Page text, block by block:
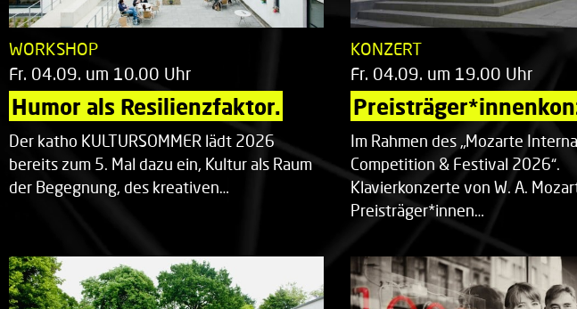
WORKSHOP
Fr. 04.09. um 10.00 Uhr
Humor als Resilienzfaktor.
Der katho KULTURSOMMER lädt 2026
bereits zum 5. Mal dazu ein, Kultur als Raum
der Begegnung, des kreativen…
KONZERT
Fr. 04.09. um 19.00 Uhr
Im Rahmen des „Mozarte
Competition & Festival 2026“.
Klavierkonzerte von W. A.
Preisträger*innen…